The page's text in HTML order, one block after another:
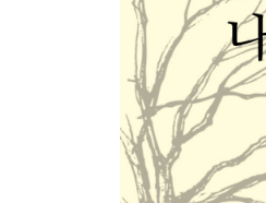
인간을 본질적으로
나로 살기에 의미
성공했을 때가 아
본질적인 선택으로
과정에서 행복한 일
CHAPTER 3 내가